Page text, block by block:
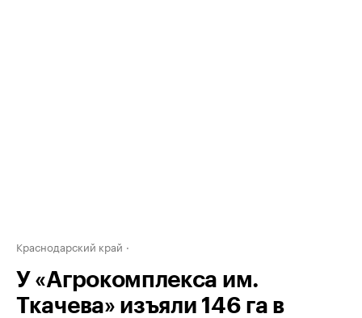
Краснодарский край
У «Агрокомплекса им.
Ткачева» изъяли 146 га в